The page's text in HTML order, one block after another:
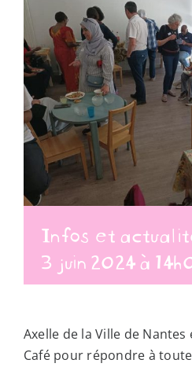
Infos et
3 juin 2024 à
Axelle de la Ville de
Café pour répondre à